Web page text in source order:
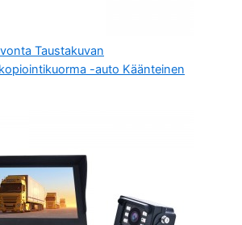
Taustakuvan
-auto Käänteinen